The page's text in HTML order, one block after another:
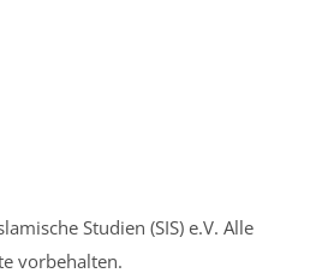
Studien (SIS) e.V. Alle
vorbehalten.